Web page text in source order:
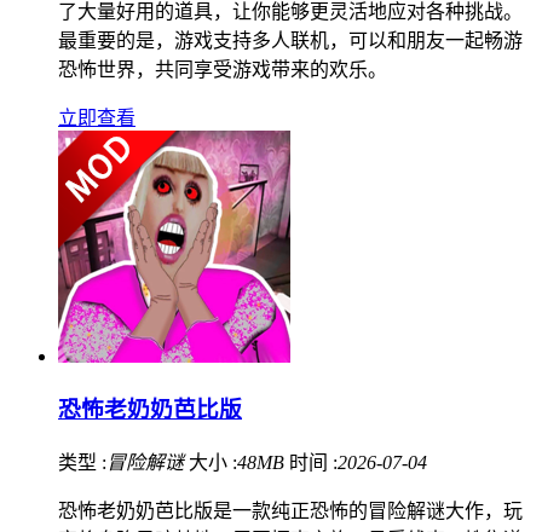
了大量好用的道具，让你能够更灵活地应对各种挑战。
最重要的是，游戏支持多人联机，可以和朋友一起畅游
恐怖世界，共同享受游戏带来的欢乐。
立即查看
恐怖老奶奶芭比版
类型 : 冒险解谜 大小 :48MB 时间 :2026-07-04
恐怖老奶奶芭比版是一款纯正恐怖的冒险解谜大作，玩